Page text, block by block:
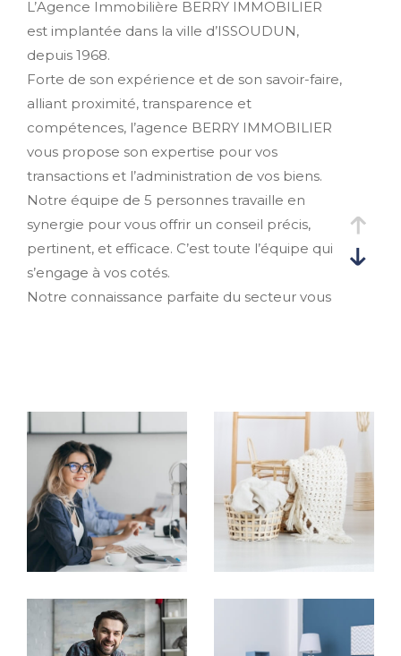
L’Agence Immobilière BERRY IMMOBILIER
est implantée dans la ville d’ISSOUDUN,
depuis 1968.
Forte de son expérience et de son savoir-faire,
alliant proximité, transparence et
compétences, l’agence BERRY IMMOBILIER
vous propose son expertise pour vos
transactions et l’administration de vos biens.
Notre équipe de 5 personnes travaille en
synergie pour vous offrir un conseil précis,
pertinent, et efficace. C’est toute l’équipe qui
s’engage à vos cotés.
Notre connaissance parfaite du secteur vous
sérieux et le professionnalisme.
Budget
Budget
Surface
Surface
Pièces
Pièces
Référence
AFFINER LES CRITÈRES
FILTRER PAR
COUPS DE COEUR EXCLUSIVITÉS
NOUVEAUTÉS
RECHERCHER